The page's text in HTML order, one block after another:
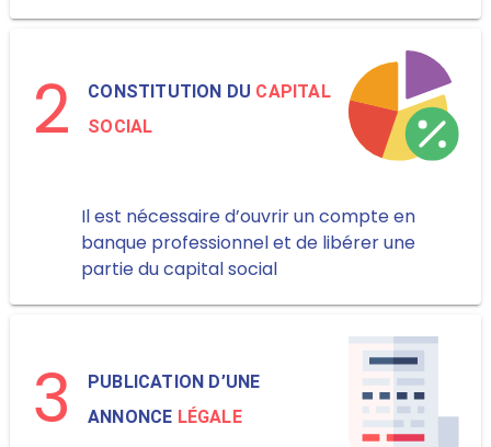
2 CONSTITUTION DU CAPITAL
SOCIAL
Il est nécessaire d’ouvrir un compte en
banque professionnel et de libérer une
partie du capital social
3
PUBLICATION D’UNE
ANNONCE LÉGALE